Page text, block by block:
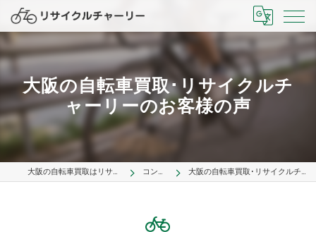
大阪の自転車買取･リサイクルチ
ャーリーのお客様の声
大阪の自転車買取はリサイクルチャーリー コンセプト 大阪の自転車買取･リサイクルチャーリーのお客様の声